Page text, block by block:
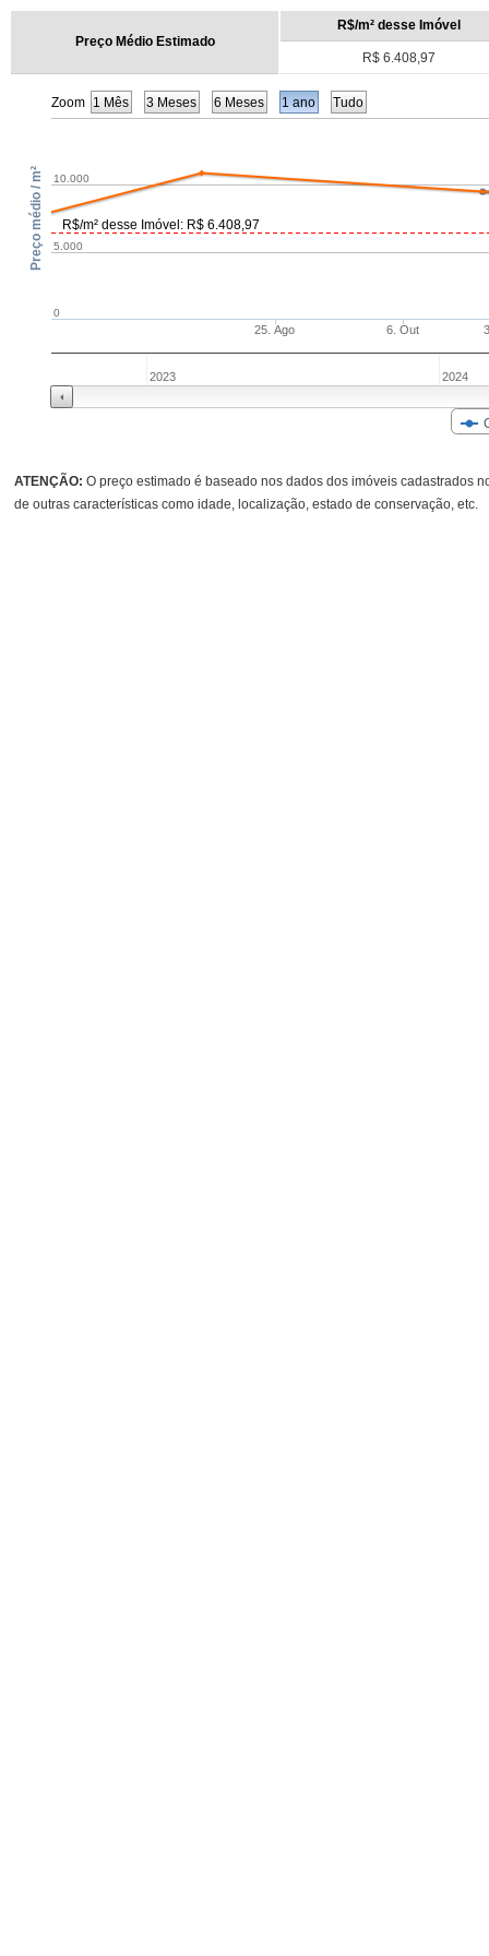
Preço Médio Estimado
R$/m² desse Imóvel
R$ 6.408,97
R$/m² desse Imóvel: R$ 6.408,97
Zoom
25. Ago 6. Out
0
5.000
10.000
Preço médio / m²
2023 2024
1 Mês 3 Meses 6 Meses 1 ano Tudo
ATENÇÃO: O preço estimado é baseado nos dados dos imóveis cadastrados
de outras características como idade, localização, estado de conservação, etc.